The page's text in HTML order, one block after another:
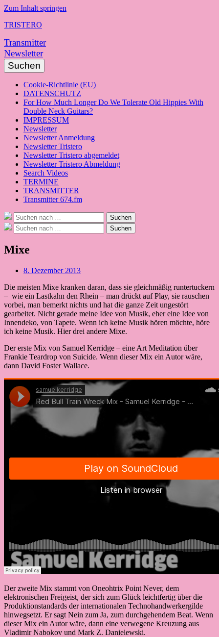
Zum Inhalt springen
TRISTERO
Transmitter
Newsletter
Suchen
Cookie-Richtlinie (EU)
DATENSCHUTZ
For How Much Longer Do We Tolerate Old Hippies With
Double Neck Guitars?
IMPRESSUM
Newsletter
Newsletter Anmeldung
Newsletter Tristero
Newsletter Tristero abgemeldet
Newsletter Tristero Abmeldung
Search Videos
TERMINE
TRANSMITTER
Transmitter 674.fm
Suche
nach:
Suchen
Suche
nach:
Suchen
Mixe
Beitragsdatum
8. Dezember 2013
Die meisten Mixe kranken daran, dass sie gleichmäßig runtertuckern
– wie ein Lastkahn den Rhein – man drückt auf Play, sie rauschen
vorbei, man bemerkt nichts und hat die ganze Zeit ungestört
gearbeitet. Nicht gerade meine Idee von Musik, eher eine Idee von
Innendeko, von Tapete. Wenn ich keine Musik hören möchte, höre
ich keine Musik. Hier drei andere Mixe.
Der erste Mix von Samuel Kerridge – eine Art Meditation über
Frankie Teardrop von Suicide. Wenn dieser Mix ein Autor wäre,
dann David Foster Wallace.
Der zweite Mix stammt von Oneohtrix Point Never, dem
elektronischen Freigeist, der sich zum Glück leichtfertig über die
Produktionstandards der internationalen Technohandwerkergilde
hinwegsetzt. Er sagt Nein zum Ja, zum durchgehendem Beat. Wenn
dieser Mix ein Autor wäre, dann eine verwegene Kreuzung aus
Vladimir Nabokov und Mark Z. Danielewski.